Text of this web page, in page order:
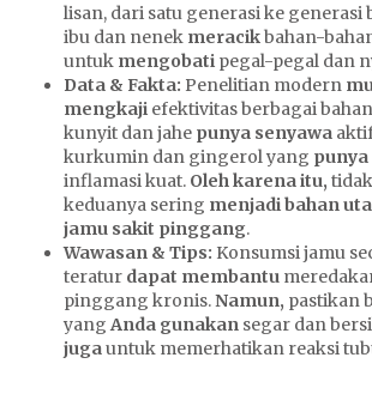
lisan, dari satu generasi ke generasi
ibu dan nenek meracikbahan-
untuk mengobatipegal-pegal dan
Data & Fakta: Penelitian modern
mengkajiefektivitas berbagai
kunyit dan jahe punya senyawa
kurkumin dan gingerol yang
inflamasi kuat. Oleh karena itu,
keduanya sering menjadi bahan
jamu sakit pinggang.
Wawasan & Tips: Konsumsi jamu
teratur dapat membantu
pinggang kronis.Namun, pastikan
yangAnda gunakansegar dan
jugauntuk memerhatikan reaksi